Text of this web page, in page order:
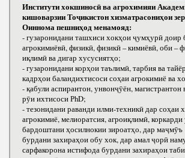
Институти хокшиносӣ ва агрохимияи
кишоварзии Тоҷикистон хизматрасониҳои
Оиннома пешниҳод менамояд:
- гузаронидани ташхиси хокҳои ҷумҳурӣ доир
агрокимиёвӣ, физикӣ, физикӣ – кимиёвӣ, оби –
иқлимӣ ва дигар хусусиятҳо;
- гузаронидани корҳои таълимӣ, тарбия ва
кадрҳои баландихтисоси соҳаи агрокимиё ва
- қабули аспирантон, унвонҷӯён, магистрантон
рӯи ихтисоси РhD;
- тезонидани раванди илми-техникӣ дар соҳаи
агрокимиё, мелиоратсия, агроиқлимӣ,
бардоштани ҳосилнокии зироатҳо, дар
бурдани захираҳои обу хок, дар амал ҷорӣ
сарфакорона истифода бурдани захираҳои